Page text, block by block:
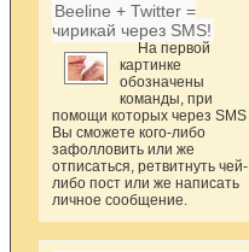
Beeline + Twitter =
чирикай через SMS!
На первой
картинке
обозначены
команды, при
помощи которых через SMS
Вы сможете кого-либо
зафолловить или же
отписаться, ретвитнуть чей-
либо пост или же написать
личное сообщение.